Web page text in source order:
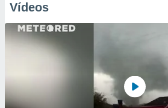
Vídeos